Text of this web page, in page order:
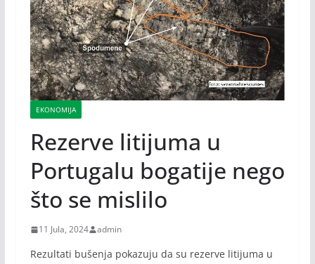
EKONOMIJA
Rezerve litijuma u
Portugalu bogatije nego
što se mislilo
11 Jula, 2024 admin
Rezultati bušenja pokazuju da su rezerve litijuma u